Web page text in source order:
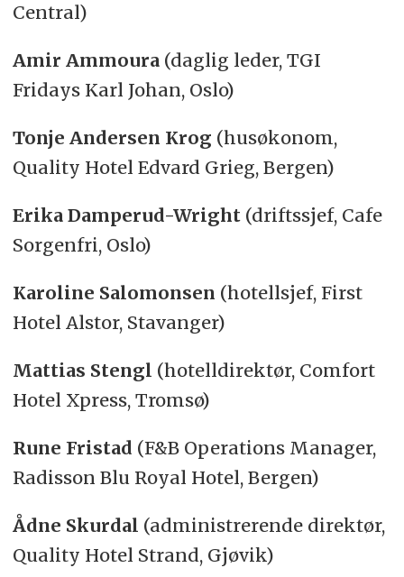
Central)
Amir Ammoura(daglig leder, TGI
Fridays Karl Johan, Oslo)
Tonje Andersen Krog (husøkonom,
Quality Hotel Edvard Grieg, Bergen)
Erika Damperud-Wright(driftssjef, Cafe
Sorgenfri, Oslo)
Karoline Salomonsen (hotellsjef, First
Hotel Alstor, Stavanger)
Mattias Stengl (hotelldirektør, Comfort
Hotel Xpress, Tromsø)
Rune Fristad (F&B Operations Manager,
Radisson Blu Royal Hotel, Bergen)
Ådne Skurdal (administrerende direktør,
Quality Hotel Strand, Gjøvik)